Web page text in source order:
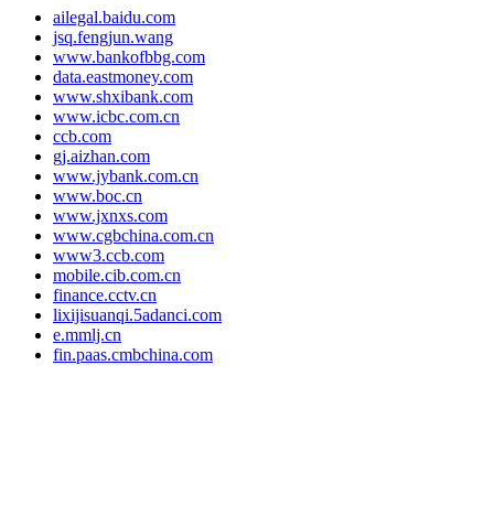
ailegal.baidu.com
jsq.fengjun.wang
www.bankofbbg.com
data.eastmoney.com
www.shxibank.com
www.icbc.com.cn
ccb.com
gj.aizhan.com
www.jybank.com.cn
www.boc.cn
www.jxnxs.com
www.cgbchina.com.cn
www3.ccb.com
mobile.cib.com.cn
finance.cctv.cn
lixijisuanqi.5adanci.com
e.mmlj.cn
fin.paas.cmbchina.com